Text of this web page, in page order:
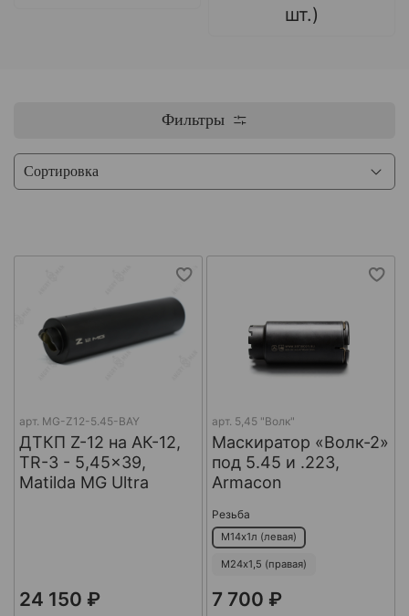
шт.)
Фильтры
арт. MG-Z12-5.45-BAY
ДТКП Z-12 на АК-12,
TR-3 - 5,45x39,
Matilda MG Ultra
24 150 ₽
арт. 5,45 "Волк"
Маскиратор «Волк-2»
под 5.45 и .223,
Armacon
Резьба
М14х1л (левая)
М24х1,5 (правая)
7 700 ₽